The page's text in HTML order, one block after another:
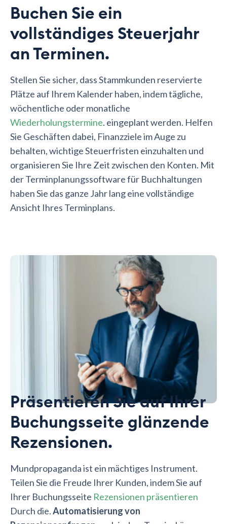
Buchen Sie ein
vollständiges Steuerjahr
an Terminen.
Stellen Sie sicher, dass Stammkunden reservierte
Plätze auf Ihrem Kalender haben, indem tägliche,
wöchentliche oder monatliche
Wiederholungstermine. eingeplant werden. Helfen
Sie Geschäften dabei, Finanzziele im Auge zu
behalten, wichtige Steuerfristen einzuhalten und
organisieren Sie Ihre Zeit zwischen den Konten. Mit
der Terminplanungssoftware für Buchhaltungen
haben Sie das ganze Jahr lang eine vollständige
Ansicht Ihres Terminplans.
Präsentieren Sie auf Ihrer
Buchungsseite glänzende
Rezensionen.
Mundpropaganda ist ein mächtiges Instrument.
Teilen Sie die Freude Ihrer Kunden, indem Sie auf
Ihrer Buchungsseite Rezensionen präsentieren
Durch die.Automatisierung von